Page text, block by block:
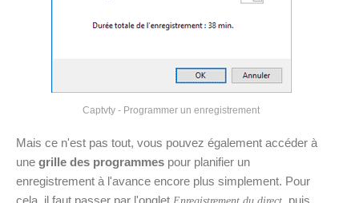
Captvty - Programmer un enregistrement
Mais ce n'est pas tout, vous pouvez également accéder à
une grille des programmes pour planifier un
enregistrement à l'avance encore plus simplement. Pour
cela, il faut passer par l'onglet
, puis